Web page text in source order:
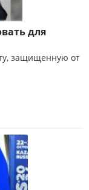
для
защищенную от